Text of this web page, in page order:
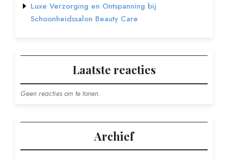
Luxe Verzorging en Ontspanning bij
Schoonheidssalon Beauty Care
Laatste reacties
Geen reacties om te tonen.
Archief